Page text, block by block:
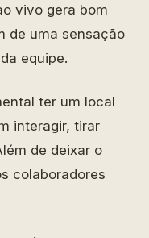
vivo gera bom
de uma sensação
equipe.
ter um local
interagir, tirar
de deixar o
colaboradores